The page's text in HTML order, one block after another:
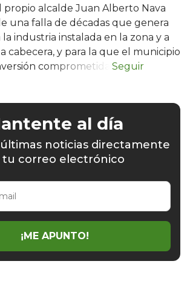
propio alcalde Juan Alberto Nava
una falla de décadas que genera
la industria instalada en la zona y a
cabecera, y para la que el municipio
comprometida.
al día
últimas noticias directamente
tu correo electrónico
¡ME APUNTO!